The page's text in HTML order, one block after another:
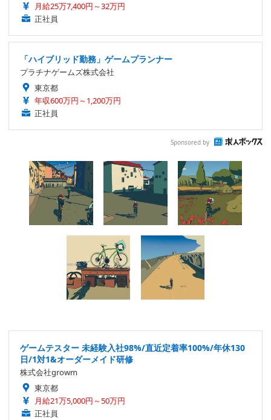
月給25万7,400円～32万円
正社員
「ハイブリッド勤務」ゲームプランナー
プラチナゲームズ株式会社
東京都
年収600万円～1,200万円
正社員
Sponsored by
ゲームテスター 未経験入社98%/直近定着率100%/年休130
日/1対1&オーダーメイド研修
株式会社growm
東京都
月給21万5,000円～50万円
正社員